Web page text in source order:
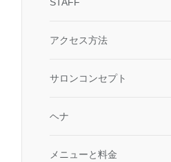
アクセス方法
サロンコンセプト
ヘナ
メニューと料金